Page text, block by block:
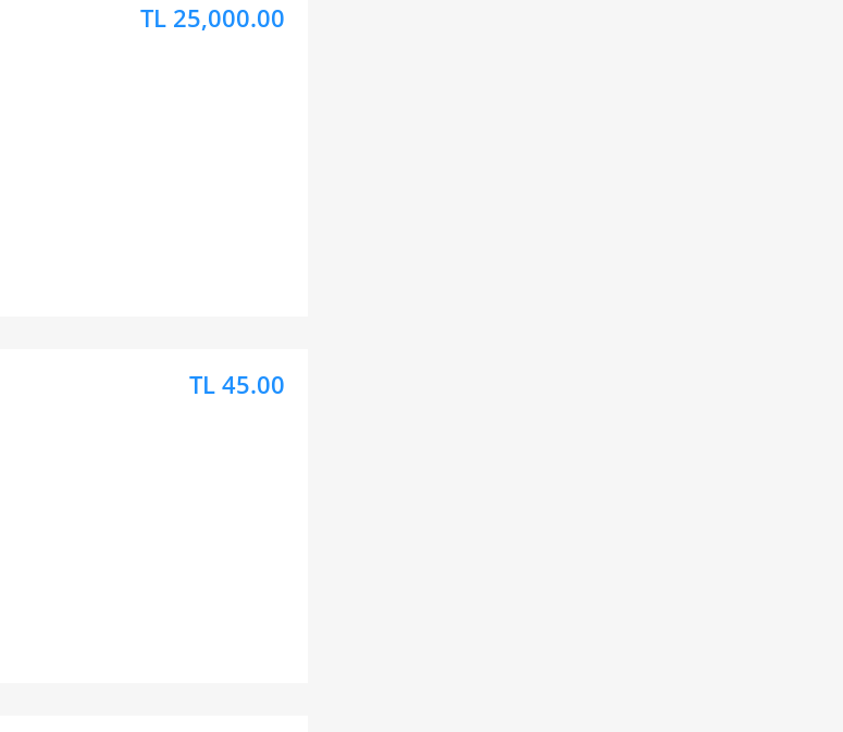
TL 25,000.00
TL 45.00